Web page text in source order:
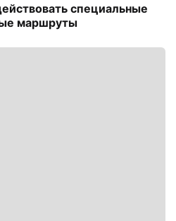
специальные
маршруты